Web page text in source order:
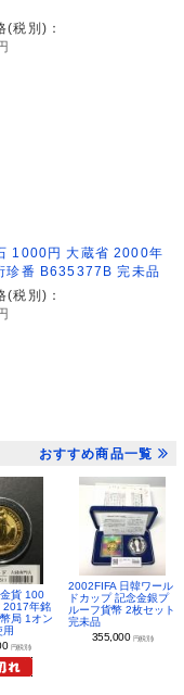
(税別)：
1000円 大蔵省 2000年
珍番 B635377B 完未品
(税別)：
おすすめ商品一覧
貨 100
2017年銘
局 1オン
用
円(税別)
2002FIFA 日韓ワール
ドカップ 記念金銀プ
ルーフ貨幣 2枚セット
完未品
355,000 円(税別)